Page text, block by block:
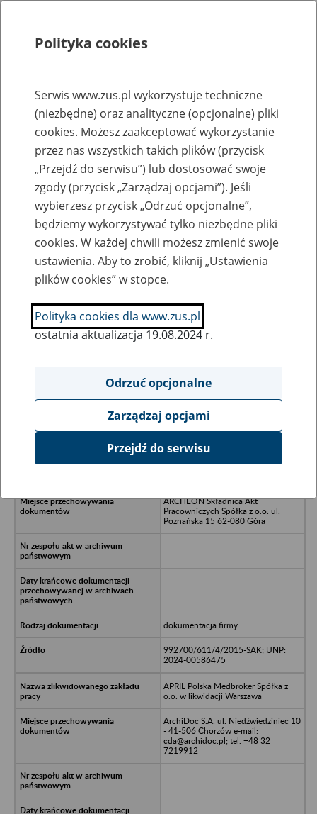
Rejestry, ewidencje i archiwa
Baza zlikwidowanych lub
przekształconych zakładów pracy
Nazwa zakładu pracy:
SZUKAJ
Ukryj wszystkie pozycje bazy
Fortis Systemy Fasadowe Spółka z
ARCHEON Składnica Akt
Pracowniczych Spółka z o.o. ul.
Poznańska 15 62-080 Góra
dokumentacja firmy
992700/611/4/2015-SAK; UNP:
2024-00586475
APRIL Polska Medbroker Spółka z
o.o. w likwidacji Warszawa
ArchiDoc S.A. ul. Niedźwiedziniec 10
- 41-506 Chorzów e-mail:
cda@archidoc.pl; tel. +48 32
7219912
Polityka cookies
Serwis www.zus.pl wykorzystuje techniczne
(niezbędne) oraz analityczne (opcjonalne) pliki
cookies. Możesz zaakceptować wykorzystanie
przez nas wszystkich takich plików (przycisk
„Przejdź do serwisu”) lub dostosować swoje
zgody (przycisk „Zarządzaj opcjami”). Jeśli
wybierzesz przycisk „Odrzuć opcjonalne”,
będziemy wykorzystywać tylko niezbędne pliki
cookies. W każdej chwili możesz zmienić swoje
ustawienia. Aby to zrobić, kliknij „Ustawienia
plików cookies” w stopce.
Polityka cookies dla www.zus.pl
ostatnia aktualizacja 19.08.2024 r.
Odrzuć opcjonalne
Zarządzaj opcjami
Przejdź do serwisu